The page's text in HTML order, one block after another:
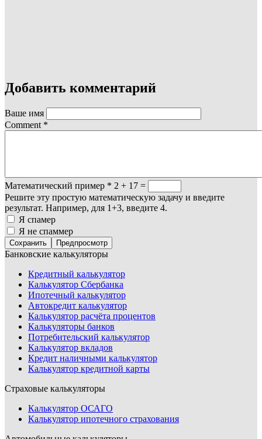
Добавить комментарий
Ваше имя
Comment *
Математический пример * 2 + 17 =
Решите эту простую математическую задачу и введите
результат. Например, для 1+3, введите 4.
Я спамер
Я не спаммер
Банковские калькуляторы
Кредитный калькулятор
Калькулятор Сбербанка
Ипотечный калькулятор
Автокредит калькулятор
Калькулятор расчёта процентов
Калькуляторы банков
Потребительский калькулятор
Калькулятор вкладов
Кредит наличными калькулятор
Калькулятор кредитной карты
Страховые калькуляторы
Калькулятор ОСАГО
Калькулятор ипотечного страхования